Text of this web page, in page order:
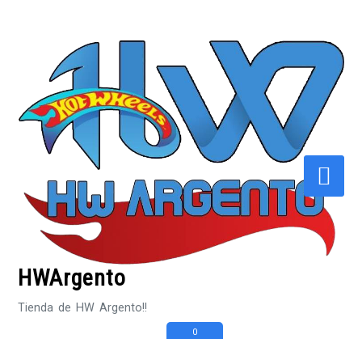
HWArgento
Tienda de HW Argento!!
0